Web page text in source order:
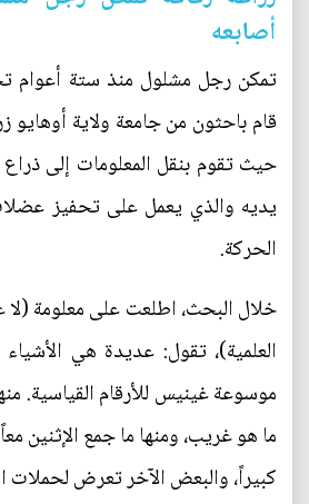
أصابعه
تمكن رجل مشلول منذ ستة أعوام
قام باحثون من جامعة ولاية أوهايو
حيث تقوم بنقل المعلومات إلى
يديه والذي يعمل على تحفيز
الحركة.
خلال البحث، اطلعت على معلومة (لا
العلمية)، تقول: عديدة هي
موسوعة غينيس للأرقام القياسية.
ما هو غريب، ومنها ما جمع الإثنين
كبيراً، والبعض الآخر تعرض